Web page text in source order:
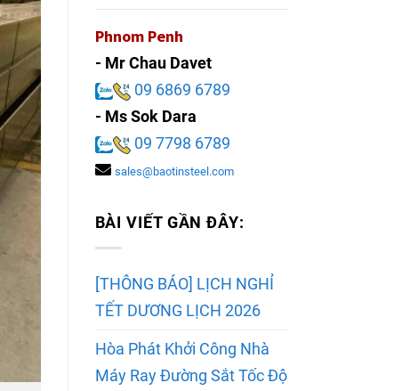
Phnom Penh
- Mr Chau Davet
09 6869 6789
- Ms Sok Dara
09 7798 6789
sales@baotinsteel.com
BÀI VIẾT GẦN ĐÂY:
[THÔNG BÁO] LỊCH NGHỈ
TẾT DƯƠNG LỊCH 2026
Hòa Phát Khởi Công Nhà
Máy Ray Đường Sắt Tốc Độ